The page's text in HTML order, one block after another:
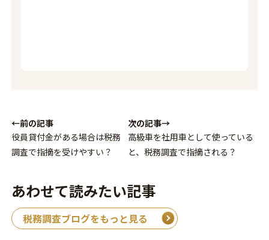
←前の記事
役員貸付金がある場合は税務
調査で指摘を受けやすい？
次の記事→
高級車を社用車として使っている
と、税務調査で指摘される？
あわせて読みたい記事
税務調査ブログをもっと見る